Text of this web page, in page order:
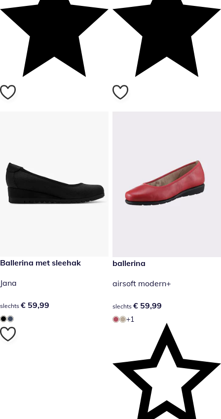
€ 59,99
Ballerina met sleehak
Jana
€ 59,99
slechts € 59,99
€ 59,99
ballerina
airsoft modern+
€ 59,99
slechts € 59,99
+1